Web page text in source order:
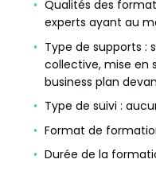
Qualités des
experts ayant au
Type de supports :
collective, mise en
business plan
Type de suivi :
Format de
Durée de la